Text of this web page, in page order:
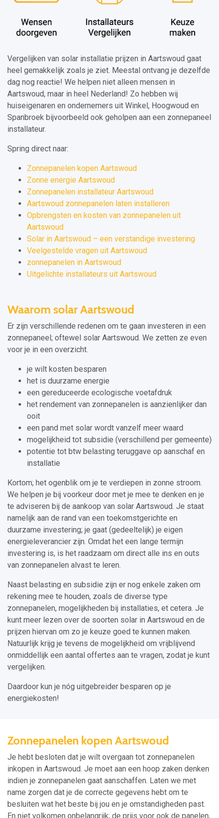
Vergelijken van solar installatie prijzen in Aartswoud gaat
heel gemakkelijk zoals je ziet. Meestal ontvang je dezelfde
dag nog reactie! We helpen niet alleen mensen in
Aartswoud, maar in heel Nederland! Zo hebben wij
huiseigenaren en ondernemers uit Winkel, Hoogwoud en
Spanbroek bijvoorbeeld ook geholpen aan een zonnepaneel
installateur.
Spring direct naar:
Zonnepanelen kopen Aartswoud
Zonne energie Aartswoud
Zonnepanelen installateur Aartswoud
Aartswoud zonnepanelen laten installeren
Opbrengsten en kosten van zonnepanelen uit
Aartswoud
Solar in Aartswoud – een verstandige investering
Veelgestelde vragen uit Aartswoud
zonnepanelen in Aartswoud
Uitgelichte installateurs uit Aartswoud
Waarom solar Aartswoud
Er zijn verschillende redenen om te gaan investeren in een
zonnepaneel; oftewel solar Aartswoud. We zetten ze even
voor je in een overzicht.
je wilt kosten besparen
het is duurzame energie
een gereduceerde ecologische voetafdruk
het rendement van zonnepanelen is aanzienlijker dan
ooit
een pand met solar wordt vanzelf meer waard
mogelijkheid tot subsidie (verschillend per gemeente)
potentie tot btw belasting teruggave op aanschaf en
installatie
Kortom; het ogenblik om je te verdiepen in zonne stroom.
We helpen je bij voorkeur door met je mee te denken en je
te adviseren bij de aankoop van solar Aartswoud. Je staat
namelijk aan de rand van een toekomstgerichte en
duurzame investering; je gaat (gedeeltelijk) je eigen
energieleverancier zijn. Omdat het een lange termijn
investering is, is het raadzaam om direct alle ins en outs
van zonnepanelen alvast te leren.
Naast belasting en subsidie zijn er nog enkele zaken om
rekening mee te houden, zoals de diverse type
zonnepanelen, mogelijkheden bij installaties, et cetera. Je
kunt meer lezen over de soorten solar in Aartswoud en de
prijzen hiervan om zo je keuze goed te kunnen maken.
Natuurlijk krijg je tevens de mogelijkheid om vrijblijvend
onmiddellijk een aantal offertes aan te vragen, zodat je kunt
vergelijken.
Daardoor kun je nóg uitgebreider besparen op je
energiekosten!
Zonnepanelen kopen Aartswoud
Je hebt besloten dat je wilt overgaan tot zonnepanelen
inkopen in Aartswoud. Je moet aan een hoop zaken denken
indien je zonnepanelen gaat aanschaffen. Laten we met
name zorgen dat je de correcte gegevens hebt om te
besluiten wat het beste bij jou en je omstandigheden past.
En niet volkomen onbelangrijk; de prijs voor ook de panelen,